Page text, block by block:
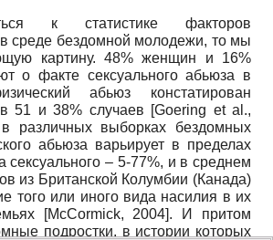
к статистике факторов
в среде бездомной молодежи, то мы
картину. 48% женщин и 16%
о факте сексуального абьюза в
абьюз констатирован
в 51 и 38% случаев [Goering et al.,
различных выборках бездомных
абьюза варьирует в пределах
сексуального – 5-77%, и в среднем
из Британской Колумбии (Канада)
того или иного вида насилия в их
[McCormick, 2004]. И притом
подростки, в истории которых